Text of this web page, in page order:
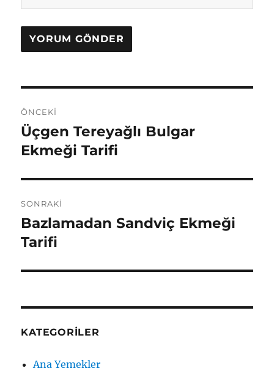
gezinmesi
ÖNCEKI
Önceki
yazı:
Üçgen Tereyağlı Bulgar
Ekmeği Tarifi
SONRAKI
Sonraki
yazı:
Bazlamadan Sandviç Ekmeği
Tarifi
KATEGORILER
Ana Yemekler